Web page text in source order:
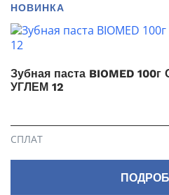
НОВИНКА
Зубная паста BIOMED
УГЛЕМ 12
СПЛАТ